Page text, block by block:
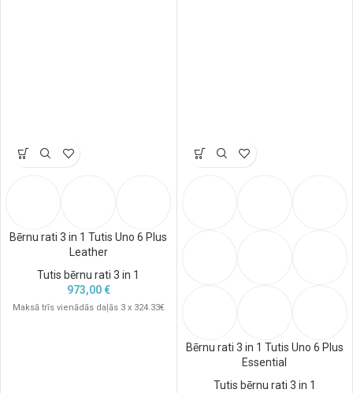
Bērnu rati 3 in 1 Tutis Uno 6 Plus
Leather
Tutis bērnu rati 3 in 1
973,00€
Maksā trīs vienādās daļās 3 x 324.33€
Bērnu rati 3 in 1 Tutis Uno 6 Plus
Essential
Tutis bērnu rati 3 in 1